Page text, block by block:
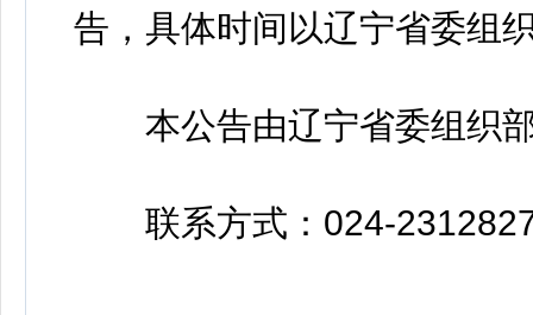
告，具体时间以辽宁省委组
本公告由辽宁省委组织
联系方式：024-